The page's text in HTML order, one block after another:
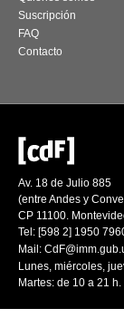
Suscripción
FAQ
Contacto
Av. 18 de Julio 885
(entre Andes y
CP 11100.
Tel: [598 2] 1950
Mail:
Lunes, miércoles,
Martes: de 10 a 21